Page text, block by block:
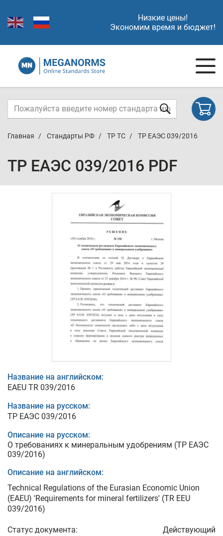
Низкие цены!
Экономим время и бюджет!
Главная Стандарты РФ ТР ТС ТР ЕАЭС 039/2016
ТР ЕАЭС 039/2016 PDF
Название на английском:
EAEU TR 039/2016
Название на русском:
ТР ЕАЭС 039/2016
Описание на русском:
О требованиях к минеральным удобрениям (ТР ЕАЭС
039/2016)
Описание на английском:
Technical Regulations of the Eurasian Economic Union
(EAEU) 'Requirements for mineral fertilizers' (TR EEU
039/2016)
Статус документа: Действующий